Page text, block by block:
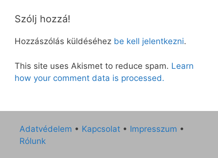
Szólj hozzá!
Hozzászólás küldéséhez be kell jelentkezni.
This site uses Akismet to reduce spam. Learn
how your comment data is processed.
Adatvédelem • Kapcsolat • Impresszum •
Rólunk